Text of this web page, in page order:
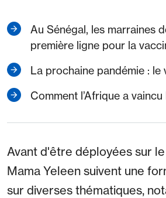
Au Sénégal, les marraines
première ligne pour la
La prochaine pandémie : le
Comment l’Afrique a
Avant d'être déployées sur
Mama Yeleen suivent une
sur diverses thématiques,